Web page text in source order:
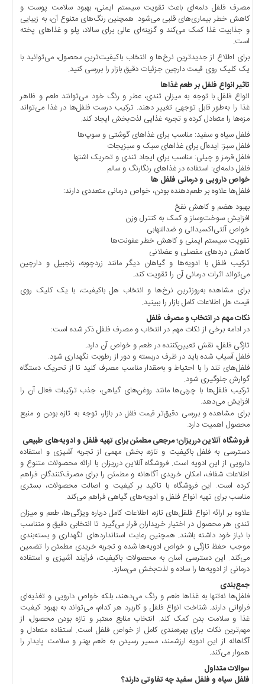
حوادث
اخبار
سیاسی
اخبار
فرهنگی
اخبار
سایت
برگه
نمونه
چند
رسانه
برگه
نمونه
مصرف فلفل دلمه‌ای باعث تقویت سیستم ایمنی، بهبود سلامت پوست و
کاهش خطر بیماری‌های قلبی می‌شود. همچنین رنگ‌های متنوع آن، به زیبایی
و جذابیت غذا کمک می‌کند و گزینه‌ای عالی برای سالاد، پلو و غذاهای پخته
است.
برای اطلاع از جدیدترین نرخ‌ها و انتخاب باکیفیت‌ترین محصول، می‌توانید با
یک کلیک روی قیمت دارچین جزئیات دقیق بازار را بررسی کنید.
تاثیر انواع فلفل بر طعم غذاها
انواع فلفل با توجه به میزان تندی، عطر و رنگ خود می‌توانند طعم و ظاهر
غذا را به‌طور قابل توجهی تغییر دهند. ترکیب درست فلفل‌ها در غذا می‌تواند
مزه‌ها را متعادل کرده و تجربه غذایی لذت‌بخش ایجاد کند.
فلفل سیاه و سفید: مناسب برای غذاهای گوشتی و سوپ‌ها
فلفل سبز: ایده‌آل برای غذاهای سبک و سبزیجات
فلفل قرمز و چیلی: مناسب برای ایجاد تندی و تحریک اشتها
فلفل دلمه‌ای: استفاده در غذاهای رنگارنگ و سالم
خواص دارویی و درمانی فلفل ‌ها
فلفل‌ها علاوه بر طعم‌دهنده بودن، خواص درمانی متعددی دارند:
بهبود هضم و کاهش نفخ
افزایش سوخت‌وساز و کمک به کنترل وزن
خواص آنتی‌اکسیدانی و ضدالتهابی
تقویت سیستم ایمنی و کاهش خطر عفونت‌ها
کاهش دردهای مفصلی و عضلانی
ترکیب فلفل با ادویه‌ها و گیاهان دیگر مانند زردچوبه، زنجبیل و دارچین
می‌تواند اثرات درمانی آن را تقویت کند.
برای مشاهده به‌روزترین نرخ‌ها و انتخاب هل باکیفیت، با یک کلیک روی
قیمت هل اطلاعات کامل بازار را ببینید.
نکات مهم در انتخاب و مصرف فلفل
در ادامه برخی از نکات مهم در انتخاب و مصرف فلفل ذکر شده است:
تازگی فلفل، نقش تعیین‌کننده در طعم و خواص آن دارد.
فلفل آسیاب شده باید در ظرف دربسته و دور از رطوبت نگهداری شود.
فلفل‌های تند را با احتیاط و به‌مقدار مناسب مصرف کنید تا از تحریک دستگاه
گوارش جلوگیری شود.
ترکیب فلفل‌ها با چربی‌ها مانند روغن‌های گیاهی، جذب ترکیبات فعال آن را
افزایش می‌دهد.
برای مشاهده و بررسی دقیق‌تر قیمت فلفل در بازار، توجه به تازه بودن و منبع
محصول اهمیت دارد.
فروشگاه آنلاین درریزان؛ مرجعی مطمئن برای تهیه فلفل و ادویه‌های طبیعی
دسترسی به فلفل باکیفیت و تازه، بخش مهمی از تجربه آشپزی و استفاده
دارویی از این ادویه است. فروشگاه آنلاین درریزان با ارائه محصولات متنوع و
اطلاعات شفاف، امکان خریدی آگاهانه و مطمئن را برای مصرف‌کنندگان فراهم
کرده است. این فروشگاه با تاکید بر کیفیت و اصالت محصولات، بستری
مناسب برای تهیه انواع فلفل و ادویه‌های گیاهی فراهم می‌کند.
علاوه بر ارائه انواع فلفل‌های تازه، اطلاعات کامل درباره ویژگی‌ها، طعم و میزان
تندی هر محصول در اختیار خریداران قرار می‌گیرد تا انتخابی دقیق و متناسب
با نیاز خود داشته باشند. همچنین رعایت استانداردهای نگهداری و بسته‌بندی
موجب حفظ تازگی و خواص ادویه‌ها شده و تجربه خریدی مطمئن را تضمین
می‌کند. این دسترسی آسان به محصولات باکیفیت، فرآیند آشپزی و استفاده
درمانی از ادویه‌ها را ساده و لذت‌بخش می‌سازد.
جمع‌بندی
فلفل‌ها نه‌تنها به غذاها طعم و رنگ می‌دهند، بلکه خواص دارویی و تغذیه‌ای
فراوانی دارند. شناخت انواع فلفل و کاربرد هر کدام، می‌تواند به بهبود کیفیت
غذا و سلامت بدن کمک کند. انتخاب منابع معتبر و تازه بودن محصول، از
مهم‌ترین نکات برای بهره‌مندی کامل از خواص فلفل است. استفاده متعادل و
آگاهانه از این ادویه ارزشمند، مسیر رسیدن به طعم بهتر و سلامت پایدار را
هموار می‌کند.
سوالات متداول
فلفل سیاه و فلفل سفید چه تفاوتی دارند؟